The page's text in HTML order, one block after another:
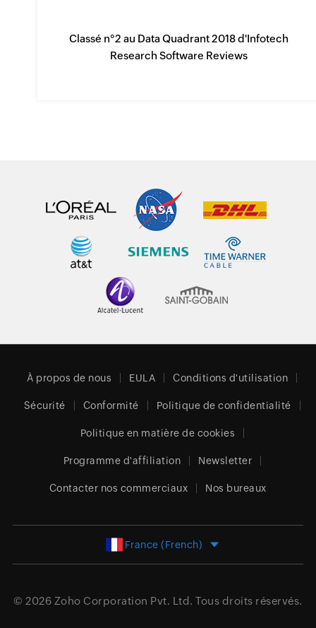
Classé n°2 au Data Quadrant 2018 d'Infotech
Research Software Reviews
À propos de nous EULA Conditions d'utilisation
Sécurité Conformité Politique de confidentialité
Politique en matière de cookies
Programme d'affiliation Newsletter
Contacter nos commerciaux Nos bureaux
France (French)
© 2026 Zoho Corporation Pvt. Ltd. Tous droits réservés.